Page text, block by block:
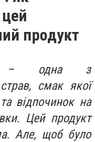
продукт
– одна з
смак якої
відпочинок на
Цей продукт
Але, щоб було